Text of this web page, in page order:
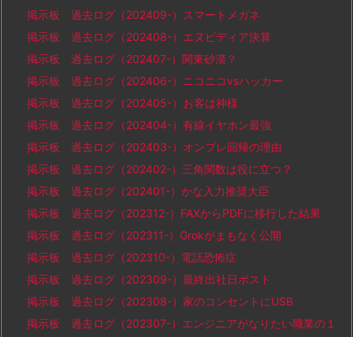
掲示板 過去ログ（202409-）スマートメガネ
掲示板 過去ログ（202408-）エヌビディア決算
掲示板 過去ログ（202407-）関東砂漠？
掲示板 過去ログ（202406-）ニコニコvsハッカー
掲示板 過去ログ（202405-）お客は神様
掲示板 過去ログ（202404-）有線イヤホン最強
掲示板 過去ログ（202403-）オンプレ回帰の理由
掲示板 過去ログ（202402-）三角関数は役に立つ？
掲示板 過去ログ（202401-）かな入力推奨大臣
掲示板 過去ログ（202312-）FAXからPDFに移行した結果
掲示板 過去ログ（202311-）Grokがまもなく公開
掲示板 過去ログ（202310-）電話恐怖症
掲示板 過去ログ（202309-）最終出社日ポスト
掲示板 過去ログ（202308-）家のコンセントにUSB
掲示板 過去ログ（202307-）エンジニアがなりたい職業の１